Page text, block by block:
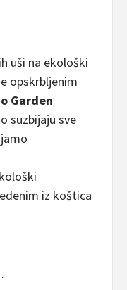
uši na ekološki
opskrbljenim
Garden
suzbijaju sve
iz koštica